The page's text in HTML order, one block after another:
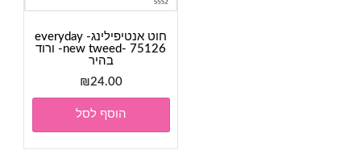
חוט אנטיפילינג- everyday
new tweed- 75126- ורוד
בהיר
₪24.00
הוסף לסל